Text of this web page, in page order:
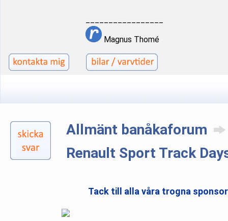
Magnus Thomé
Allmänt banåkaforum
Renault Sport Track
Tack till alla våra trogna